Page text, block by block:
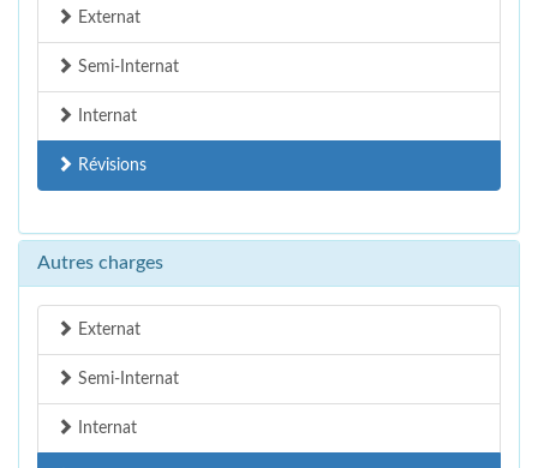
Externat
Semi-Internat
Internat
Révisions
Autres charges
Externat
Semi-Internat
Internat